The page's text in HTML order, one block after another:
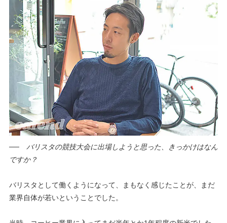
── バリスタの競技大会に出場しようと思った、きっかけはなん
ですか？
バリスタとして働くようになって、まもなく感じたことが、まだ
業界自体が若いということでした。